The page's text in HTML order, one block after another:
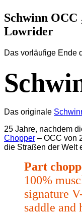
Schwinn OCC
Lowrider
Das vorläufige Ende
Das originale
25 Jahre, nachdem
Chopper – OCC von
die Straßen der Welt
Part
100%
signature
saddle